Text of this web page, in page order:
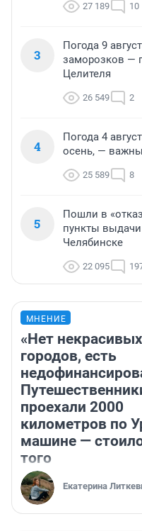
27 189 10
3
Погода 9
заморозков —
Целителя
26 549 2
4
Погода 4
осень, —
25 589 8
5
Пошли в
пункты
Челябинске
22 095
МНЕНИЕ
«Нет некрасивых
городов, есть
проехали 2000
километров по
машине —
того
Екатерина